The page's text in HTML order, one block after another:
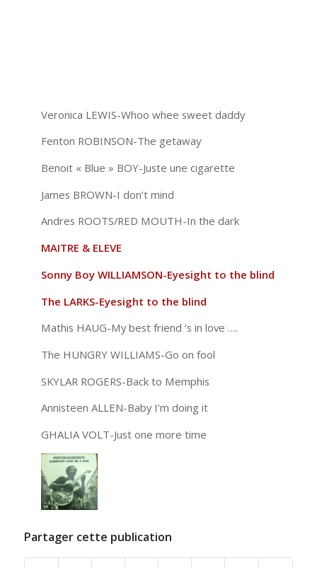
Veronica LEWIS-Whoo whee sweet daddy
Fenton ROBINSON-The getaway
Benoit « Blue » BOY-Juste une cigarette
James BROWN-I don’t mind
Andres ROOTS/RED MOUTH-In the dark
MAITRE & ELEVE
Sonny Boy WILLIAMSON-Eyesight to the blind
The LARKS-Eyesight to the blind
Mathis HAUG-My best friend ‘s in love ….
The HUNGRY WILLIAMS-Go on fool
SKYLAR ROGERS-Back to Memphis
Annisteen ALLEN-Baby I’m doing it
GHALIA VOLT-Just one more time
Partager cette publication